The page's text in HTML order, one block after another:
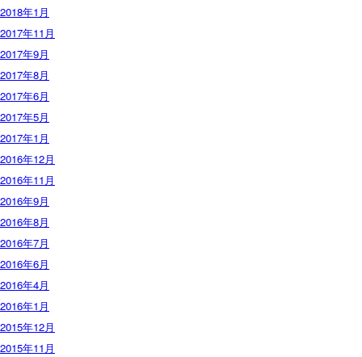
2018年1月
2017年11月
2017年9月
2017年8月
2017年6月
2017年5月
2017年1月
2016年12月
2016年11月
2016年9月
2016年8月
2016年7月
2016年6月
2016年4月
2016年1月
2015年12月
2015年11月